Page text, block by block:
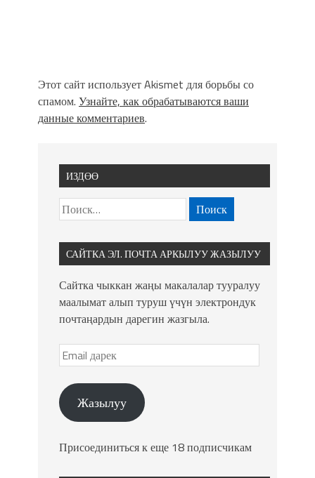
Этот сайт использует Akismet для борьбы со
спамом. Узнайте, как обрабатываются ваши
данные комментариев.
ИЗДӨӨ
САЙТКА ЭЛ. ПОЧТА АРКЫЛУУ ЖАЗЫЛУУ
Сайтка чыккан жаңы макалалар тууралуу
маалымат алып туруш үчүн электрондук
почтаңардын дарегин жазгыла.
Жазылуу
Присоединиться к еще 18 подписчикам